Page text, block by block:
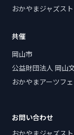
おかやまジャズス
共催
岡山市
公益財団法人 岡山
おかやまアーツフ
お問い合わせ